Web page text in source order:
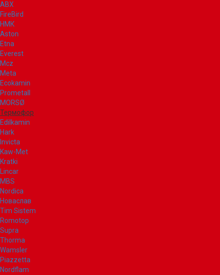
ABX
FireBird
НМК
Aston
Etna
Everest
Mcz
Meta
Ecokamin
Prometall
MORSØ
Термофор
Edilkamin
Hark
Invicta
Kaw-Met
Kratki
Lincar
MBS
Nordica
Новаслав
Tim Sistem
Romotop
Supra
Thorma
Wamsler
Piazzetta
Nordflam